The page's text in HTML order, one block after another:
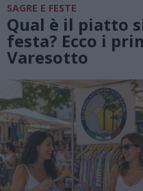
SAGRE E FESTE
Qual è il piatto
festa? Ecco i
Varesotto